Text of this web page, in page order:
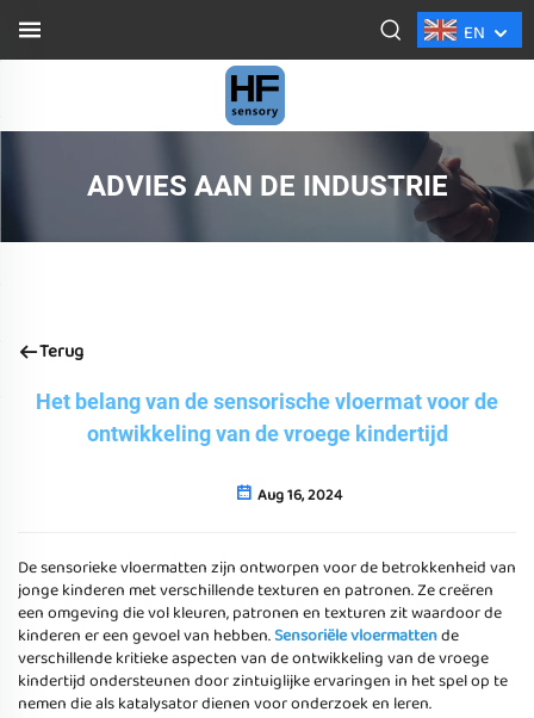
EN
ADVIES AAN DE INDUSTRIE
Terug
Het belang van de sensorische vloermat voor de
ontwikkeling van de vroege kindertijd
Aug 16, 2024
De sensorieke vloermatten zijn ontworpen voor de betrokkenheid van
jonge kinderen met verschillende texturen en patronen. Ze creëren
een omgeving die vol kleuren, patronen en texturen zit waardoor de
kinderen er een gevoel van hebben.Sensoriële vloermattende
verschillende kritieke aspecten van de ontwikkeling van de vroege
kindertijd ondersteunen door zintuiglijke ervaringen in het spel op te
nemen die als katalysator dienen voor onderzoek en leren.